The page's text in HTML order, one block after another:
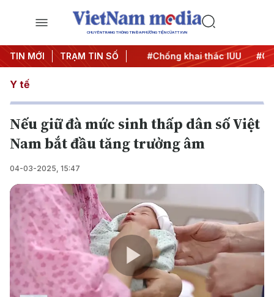
CHUYÊN TRANG THÔNG TIN ĐA PHƯƠNG TIỆN CỦA TTXVN
TIN MỚI TRẠM TIN SỐ
#Chiến dịch 500 ngày đêm #Chống khai thác IUU
Y tế
Nếu giữ đà mức sinh thấp dân số Việt
Nam bắt đầu tăng trưởng âm
04-03-2025, 15:47
Play